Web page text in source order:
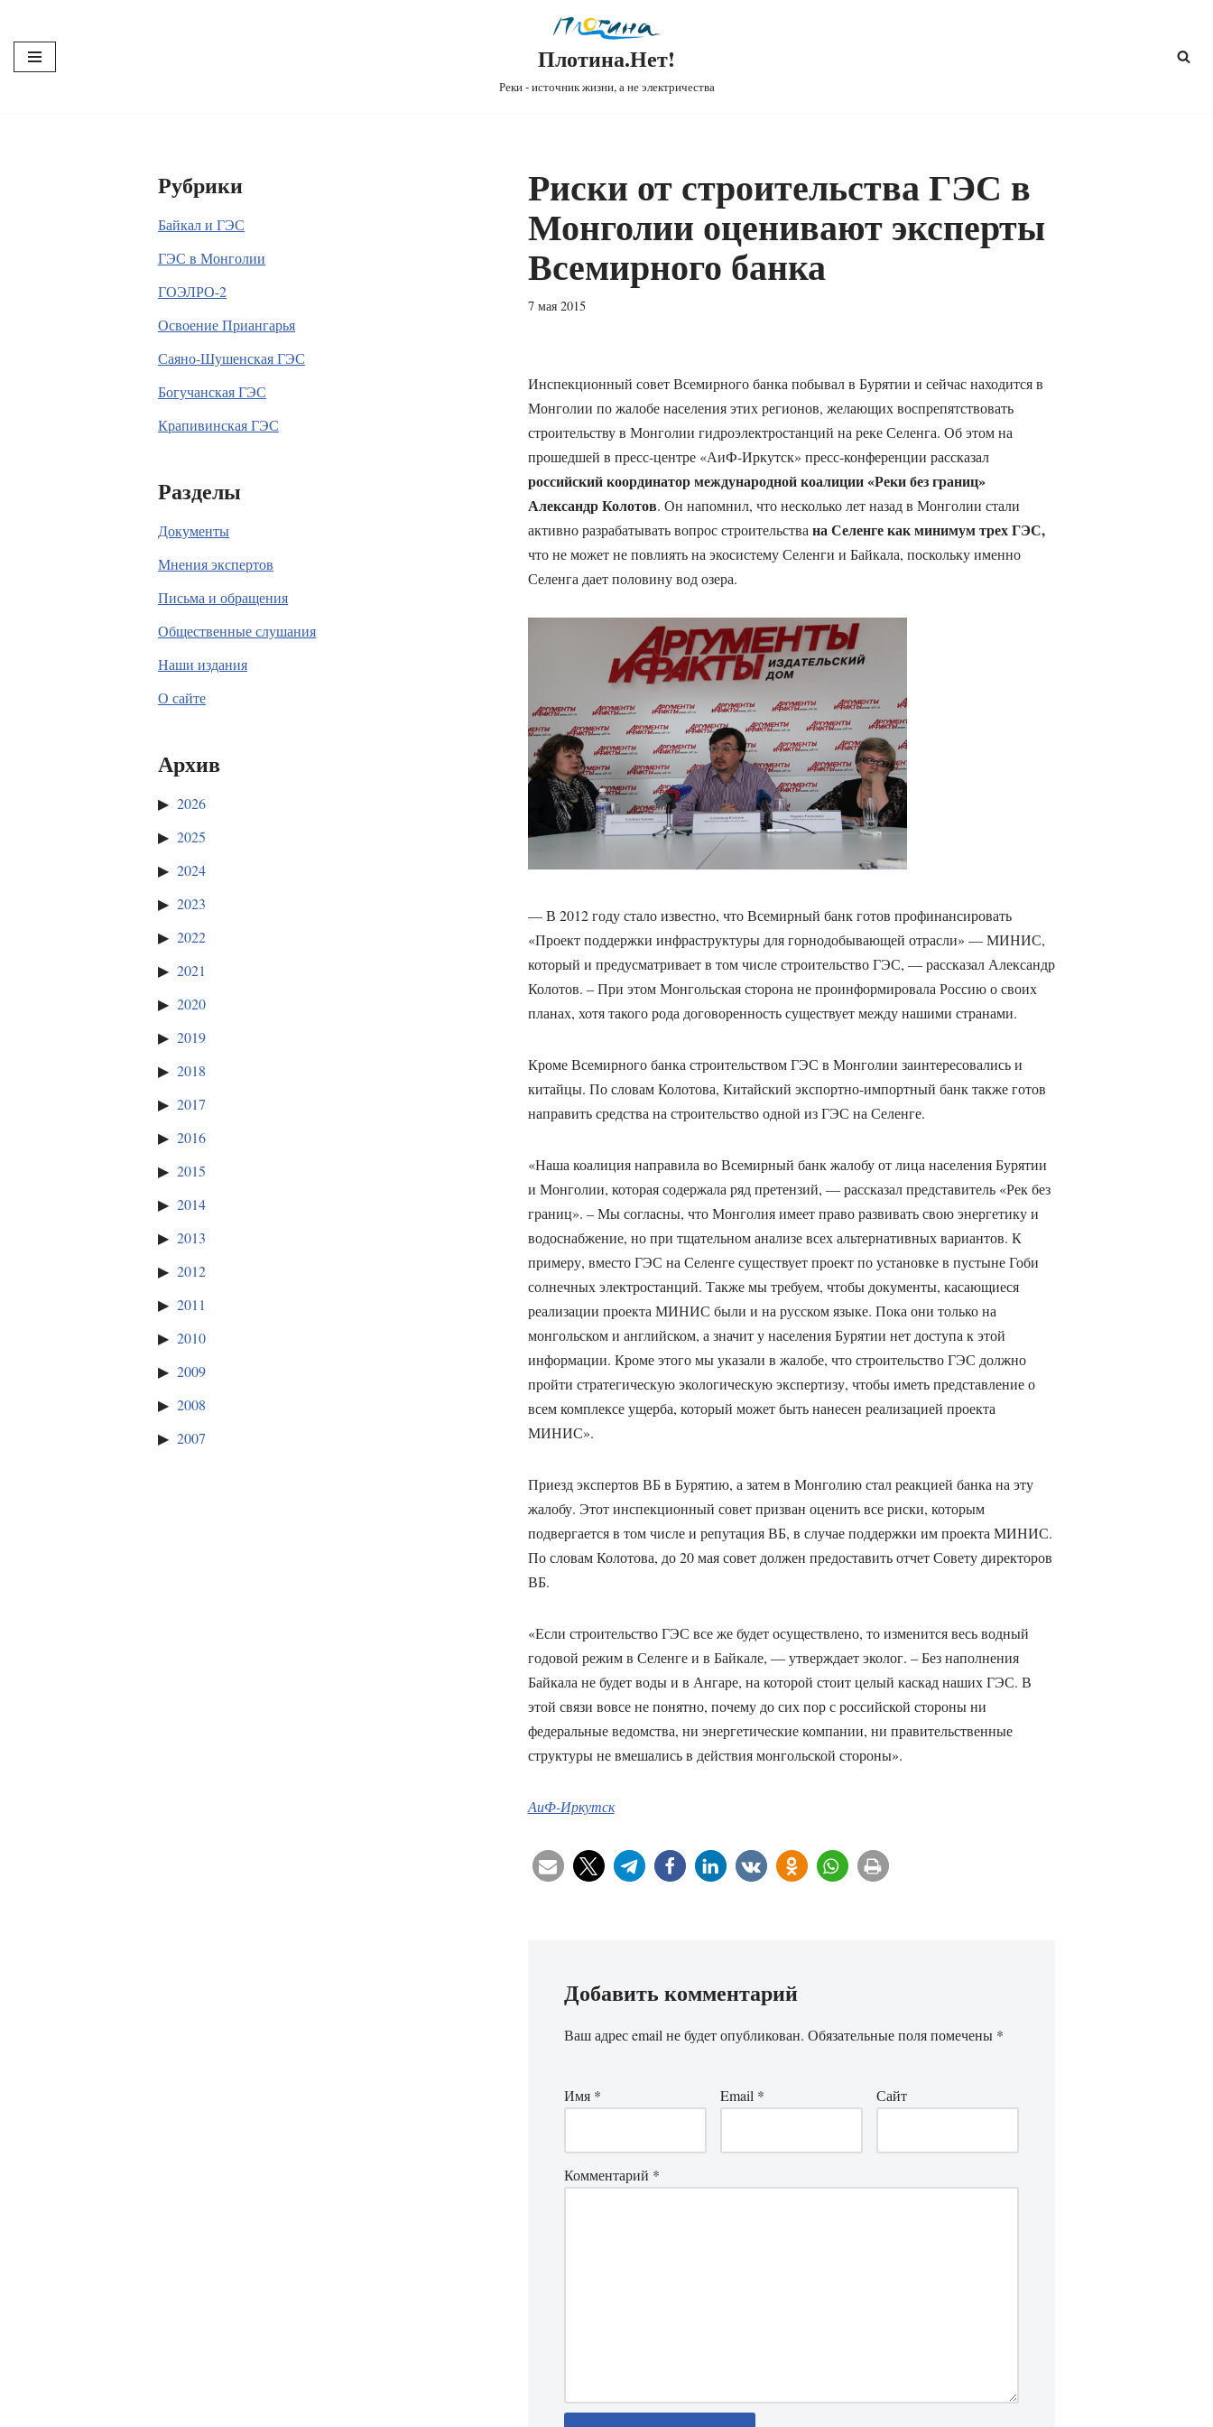
Перейти
к
Плотина.Нет!
Реки - источник жизни, а не электричества
Рубрики
Байкал и ГЭС
ГЭС в Монголии
ГОЭЛРО-2
Освоение Приангарья
Саяно-Шушенская ГЭС
Богучанская ГЭС
Крапивинская ГЭС
Разделы
Документы
Мнения экспертов
Письма и обращения
Общественные слушания
Наши издания
О сайте
Архив
2026
2025
2024
2023
2022
2021
2020
2019
2018
2017
2016
2015
2014
2013
2012
2011
2010
2009
2008
2007
Риски от строительства ГЭС в
Монголии оценивают эксперты
Всемирного банка
7 мая 2015
Инспекционный совет Всемирного банка побывал в Бурятии и сейчас находится в
Монголии по жалобе населения этих регионов, желающих воспрепятствовать
строительству в Монголии гидроэлектростанций на реке Селенга. Об этом на
прошедшей в пресс-центре «АиФ-Иркутск» пресс-конференции рассказал
российский координатор международной коалиции «Реки без границ»
Александр Колотов. Он напомнил, что несколько лет назад в Монголии стали
активно разрабатывать вопрос строительствана Селенге как минимум трех ГЭС,
что не может не повлиять на экосистему Селенги и Байкала, поскольку именно
Селенга дает половину вод озера.
— В 2012 году стало известно, что Всемирный банк готов профинансировать
«Проект поддержки инфраструктуры для горнодобывающей отрасли» — МИНИС,
который и предусматривает в том числе строительство ГЭС, — рассказал Александр
Колотов. – При этом Монгольская сторона не проинформировала Россию о своих
планах, хотя такого рода договоренность существует между нашими странами.
Кроме Всемирного банка строительством ГЭС в Монголии заинтересовались и
китайцы. По словам Колотова, Китайский экспортно-импортный банк также готов
направить средства на строительство одной из ГЭС на Селенге.
«Наша коалиция направила во Всемирный банк жалобу от лица населения Бурятии
и Монголии, которая содержала ряд претензий, — рассказал представитель «Рек без
границ». – Мы согласны, что Монголия имеет право развивать свою энергетику и
водоснабжение, но при тщательном анализе всех альтернативных вариантов. К
примеру, вместо ГЭС на Селенге существует проект по установке в пустыне Гоби
солнечных электростанций. Также мы требуем, чтобы документы, касающиеся
реализации проекта МИНИС были и на русском языке. Пока они только на
монгольском и английском, а значит у населения Бурятии нет доступа к этой
информации. Кроме этого мы указали в жалобе, что строительство ГЭС должно
пройти стратегическую экологическую экспертизу, чтобы иметь представление о
всем комплексе ущерба, который может быть нанесен реализацией проекта
МИНИС».
Приезд экспертов ВБ в Бурятию, а затем в Монголию стал реакцией банка на эту
жалобу. Этот инспекционный совет призван оценить все риски, которым
подвергается в том числе и репутация ВБ, в случае поддержки им проекта МИНИС.
По словам Колотова, до 20 мая совет должен предоставить отчет Совету директоров
ВБ.
«Если строительство ГЭС все же будет осуществлено, то изменится весь водный
годовой режим в Селенге и в Байкале, — утверждает эколог. – Без наполнения
Байкала не будет воды и в Ангаре, на которой стоит целый каскад наших ГЭС. В
этой связи вовсе не понятно, почему до сих пор с российской стороны ни
федеральные ведомства, ни энергетические компании, ни правительственные
структуры не вмешались в действия монгольской стороны».
АиФ-Иркутск
Добавить комментарий
Ваш адрес email не будет опубликован. Обязательные поля помечены *
Имя * Email * Сайт
Комментарий *